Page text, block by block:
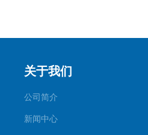
关于我们
公司简介
新闻中心